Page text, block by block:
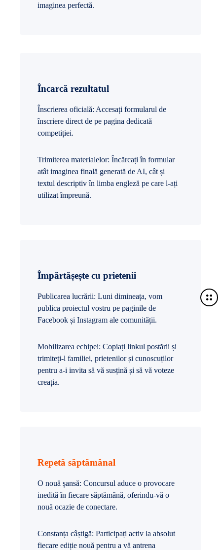
M
o
imaginea perfectă.
Încarcă rezultatul
Înscrierea oficială: Accesați formularul de
înscriere direct de pe pagina dedicată
competiției.
Trimiterea materialelor: Încărcați în formular
atât imaginea finală generată de AI, cât și
textul descriptiv în limba engleză pe care l-ați
utilizat împreună.
Împărtășește cu prietenii
Publicarea lucrării: Luni dimineața, vom
publica proiectul vostru pe paginile de
Facebook și Instagram ale comunității.
Mobilizarea echipei: Copiați linkul postării și
trimiteți-l familiei, prietenilor și cunoscuților
pentru a-i invita să vă susțină și să vă voteze
creația.
Repetă săptămânal
O nouă șansă: Concursul aduce o provocare
inedită în fiecare săptămână, oferindu-vă o
nouă ocazie de conectare.
Constanța câștigă: Participați activ la absolut
fiecare ediție nouă pentru a vă antrena